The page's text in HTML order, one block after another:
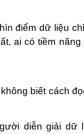
điểm dữ liệu
ai có tiềm năng
biết cách
diễn giải dữ